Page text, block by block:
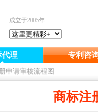
成立于2005年
代理 专利咨
申请审核流程图
商标注